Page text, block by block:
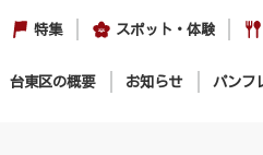
特集 スポット・体験
台東区の概要 お知らせ パンフ